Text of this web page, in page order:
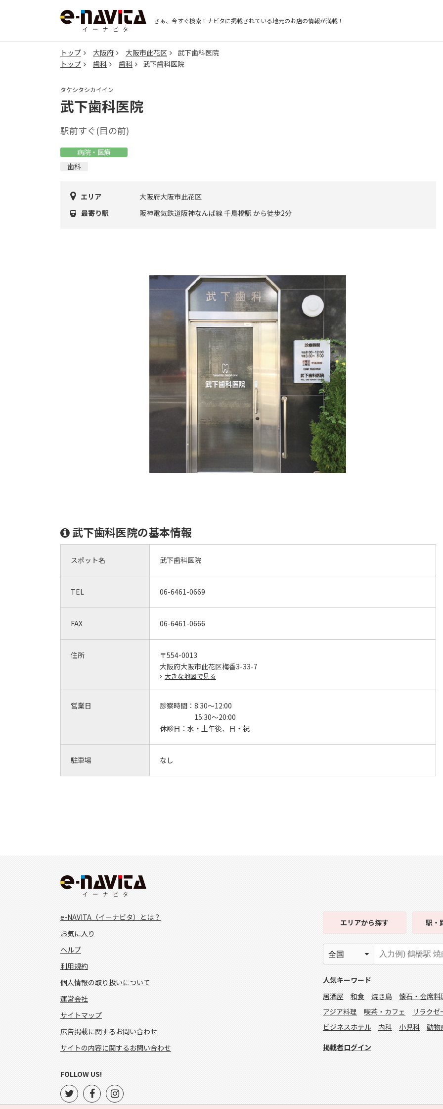
さぁ、今すぐ検索！ ナビタに掲載されている地元のお店の情報が満載！
トップ 大阪府 大阪市此花区
武下歯科医院
トップ
歯科 歯科 武下歯科医院
タケシタシカイイン
武下歯科医院
駅前すぐ(目の前)
病院・医療
歯科
エリア
大阪府大阪市此花区
最寄り駅
阪神電気鉄道阪神なんば線 千鳥橋駅 から徒歩2分
武下歯科医院の基本情報
スポット名 武下歯科医院
TEL 06-6461-0669
FAX 06-6461-0666
住所
〒554-0013
大阪府大阪市此花区梅香3-33-7
大きな地図で見る
営業日 診察時間： 8:30～12:00
15:30～20:00
休診日： 水・土午後、日・祝
駐車場 なし
e-NAVITA（イーナビタ）とは？
お気に入り
ヘルプ
利用規約
個人情報の取り扱いについて
運営会社
サイトマップ
広告掲載に関するお問い合わせ
サイトの内容に関するお問い合わせ
エリアから探す 駅・
人気キーワード
居酒屋
和食 焼き鳥 懐石・会席料
アジア料理
喫茶・カフェ リラクゼ
ビジネスホテル
内科 小児科 動物
掲載者ログイン
FOLLOW US!